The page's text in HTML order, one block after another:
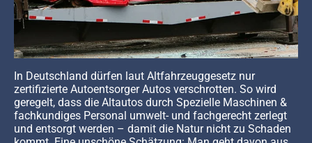
In Deutschland dürfen laut Altfahrzeuggesetz nur
zertifizierte Autoentsorger Autos verschrotten. So wird
geregelt, dass die Altautos durch Spezielle Maschinen &
fachkundiges Personal umwelt- und fachgerecht zerlegt
und entsorgt werden – damit die Natur nicht zu Schaden